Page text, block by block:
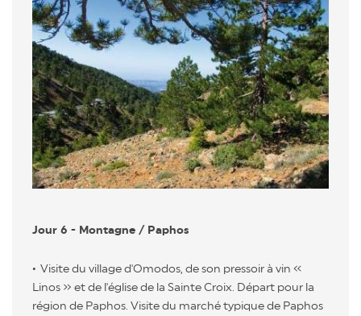
Jour 6 - Montagne / Paphos
Visite du village d'Omodos, de son pressoir à vin «
Linos » et de l'église de la Sainte Croix. Départ pour la
région de Paphos. Visite du marché typique de Paphos